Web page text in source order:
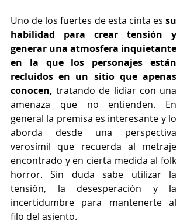
Uno de los fuertes de esta cinta es su
habilidad para crear tensión y
generar una atmosfera inquietante
en la que los personajes están
recluidos en un sitio que apenas
conocen, tratando de lidiar con una
amenaza que no entienden. En
general la premisa es interesante y lo
aborda desde una perspectiva
verosímil que recuerda al metraje
encontrado y en cierta medida al folk
horror. Sin duda sabe utilizar la
tensión, la desesperación y la
incertidumbre para mantenerte al
filo del asiento.